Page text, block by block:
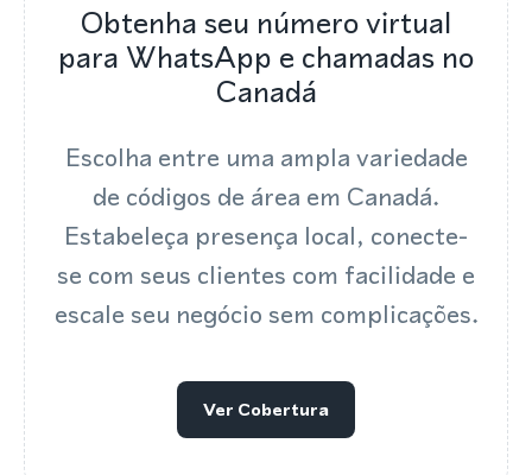
Obtenha seu número virtual
para WhatsApp e chamadas no
Canadá
Escolha entre uma ampla variedade
de códigos de área em Canadá.
Estabeleça presença local, conecte-
se com seus clientes com facilidade e
escale seu negócio sem complicações.
Ver Cobertura